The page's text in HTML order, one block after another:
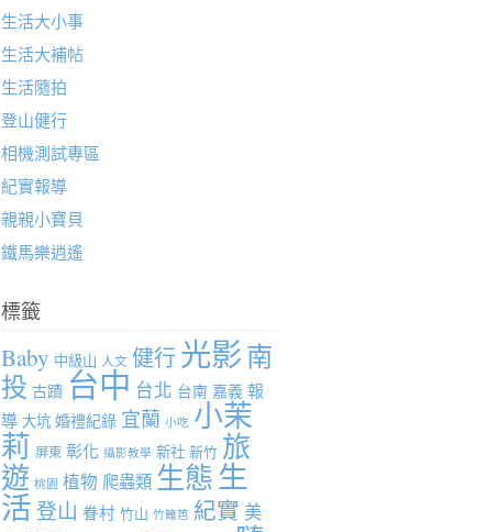
生活大小事
生活大補帖
生活隨拍
登山健行
相機測試專區
紀實報導
親親小寶貝
鐵馬樂逍遙
標籤
Baby 中級山 人文 健行光影南
投 古蹟 台中 台北 台南 嘉義 報
導 大坑 婚禮紀錄 宜蘭 小吃 小茉
莉 屏東 彰化 攝影教學 新社 新竹 旅
遊 桃園 植物 爬蟲類 生態生
活 登山 眷村 竹山 竹籬笆 紀實 美